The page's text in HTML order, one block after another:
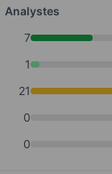
Analystes
7
1
21
0
0